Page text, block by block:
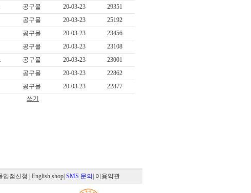
공구몰 20-03-23
29351
공구몰 20-03-23
25192
공구몰 20-03-23
23456
공구몰 20-03-23
23108
공구몰 20-03-23
23001
공구몰 20-03-23
22862
공구몰 20-03-23
22877
쓰기
입점신청 | English shop SMS 문의 | 이용약관